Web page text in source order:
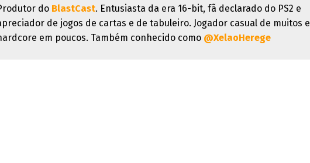
do BlastCast. Entusiasta da era 16-bit, fã declarado do PS2 e
de jogos de cartas e de tabuleiro. Jogador casual de muitos e
em poucos. Também conhecido como @XelaoHerege